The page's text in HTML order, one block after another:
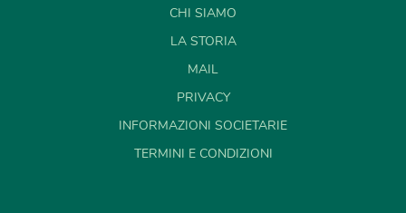
CHI SIAMO
LA STORIA
MAIL
PRIVACY
INFORMAZIONI SOCIETARIE
TERMINI E CONDIZIONI